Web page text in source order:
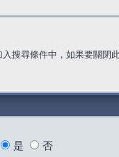
搜尋條件中，如果要關閉
是 否